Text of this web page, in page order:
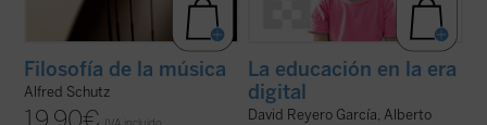
Filosofía de la música
Alfred Schutz
La educación en la era
digital
David Reyero García, Alberto